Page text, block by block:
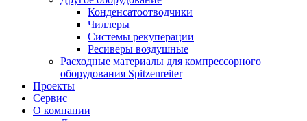
Конденсатоотводчики
Чиллеры
Системы рекуперации
Ресиверы воздушные
Расходные материалы для компрессорного
оборудования Spitzenreiter
Проекты
Сервис
О компании